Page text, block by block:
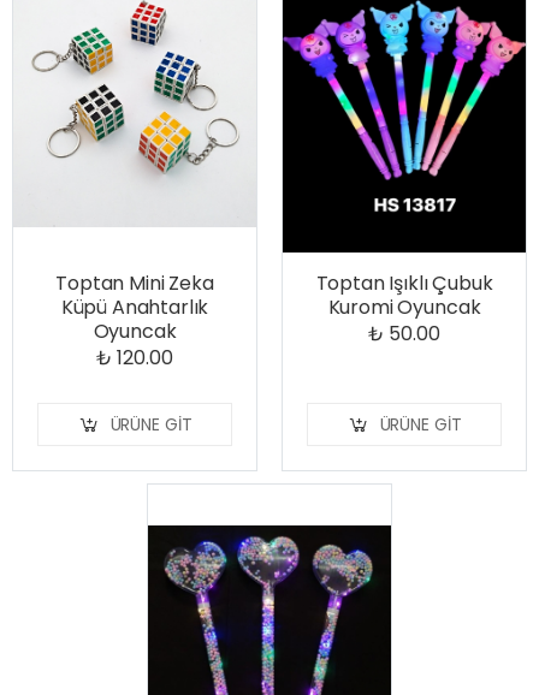
Toptan Mini Zeka
Küpü Anahtarlık
Oyuncak
₺ 120.00
ÜRÜNE GIT
Toptan Işıklı Çubuk
Kuromi Oyuncak
₺ 50.00
ÜRÜNE GIT